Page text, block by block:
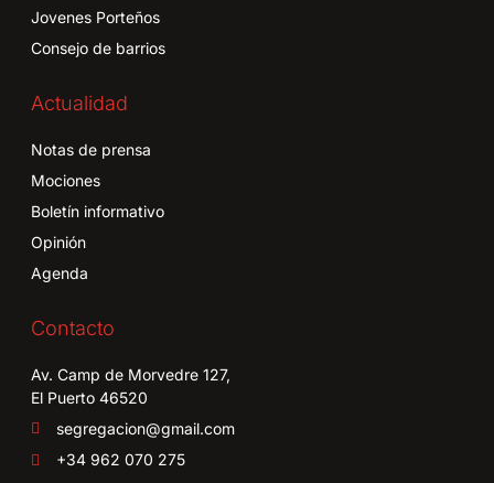
Jovenes Porteños
Consejo de barrios
Actualidad
Notas de prensa
Mociones
Boletín informativo
Opinión
Agenda
Contacto
Av. Camp de Morvedre 127,
El Puerto 46520
segregacion@gmail.com
+34 962 070 275